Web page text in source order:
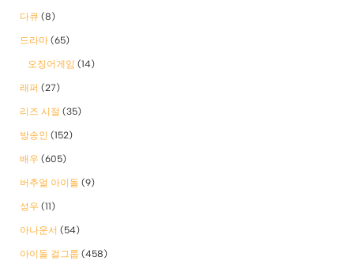
다큐 (8)
드라마 (65)
오징어게임 (14)
래퍼 (27)
리즈 시절 (35)
방송인 (152)
배우 (605)
버추얼 아이돌 (9)
성우 (11)
아나운서 (54)
아이돌 걸그룹 (458)